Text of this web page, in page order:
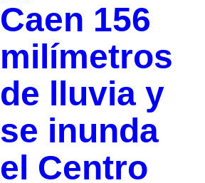
Caen 156
milímetros
de lluvia y
se inunda
el Centro